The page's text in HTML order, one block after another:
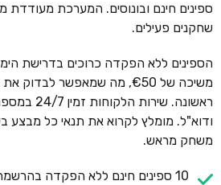
ספינים חינם ובונוסים. המערכת
שחקנים פעילים.
משיכה של €50, מה שמאפשר
ראשונה.
ודוא"ל. מומלץ לקרוא את תנאי כל מבצע
משחק מראש.
10 ספינים חינם ללא הפקדה